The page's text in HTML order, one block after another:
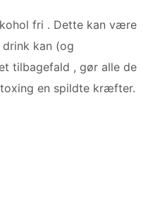
fri . Dette kan være
kan (og
tilbagefald , gør alle de
en spildte kræfter.